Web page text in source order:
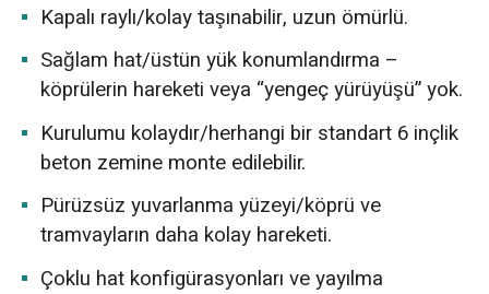
Kapalı raylı/kolay taşınabilir, uzun ömürlü.
Sağlam hat/üstün yük konumlandırma –
köprülerin hareketi veya “yengeç yürüyüşü” yok.
Kurulumu kolaydır/herhangi bir standart 6 inçlik
beton zemine monte edilebilir.
Pürüzsüz yuvarlanma yüzeyi/köprü ve
tramvayların daha kolay hareketi.
Çoklu hat konfigürasyonları ve yayılma